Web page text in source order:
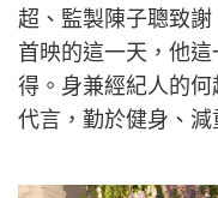
超、監製陳子聰致
首映的這一天，他
得。身兼經紀人的
代言，勤於健身、